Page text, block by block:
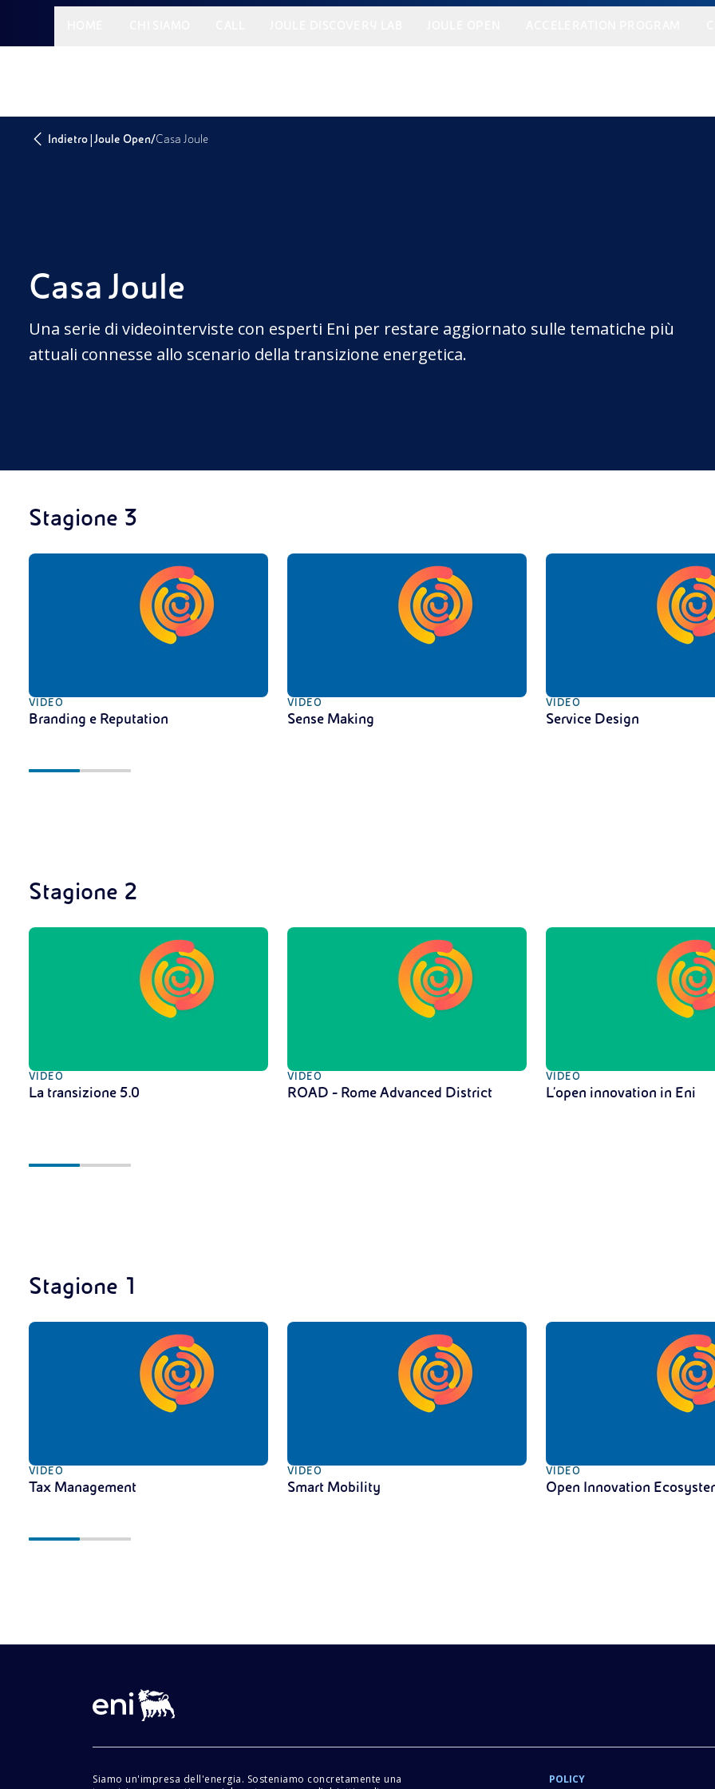
Indietro|Joule Open/Casa Joule
Casa Joule
Una serie di videointerviste con esperti Eni per restare aggiornato sulle tematiche più
attuali connesse allo scenario della transizione energetica.
Stagione 3
VIDEO
Branding e Reputation
VIDEO
Sense Making
VIDEO
Service Design
Stagione 2
VIDEO
La transizione 5.0
VIDEO
ROAD - Rome Advanced District
VIDEO
L'open innovation in Eni
Stagione 1
VIDEO
Tax Management
VIDEO
Smart Mobility
VIDEO
Open Innovation
Siamo un'impresa dell'energia. Sosteniamo concretamente una
POLICY